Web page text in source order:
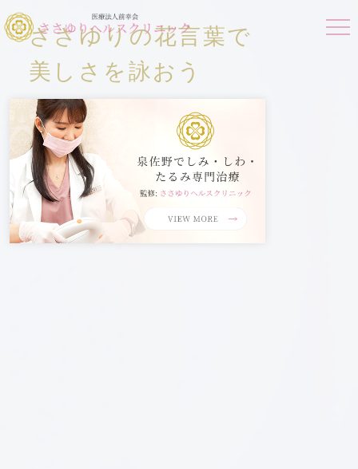
ささゆりの花言葉で
美しさを詠おう